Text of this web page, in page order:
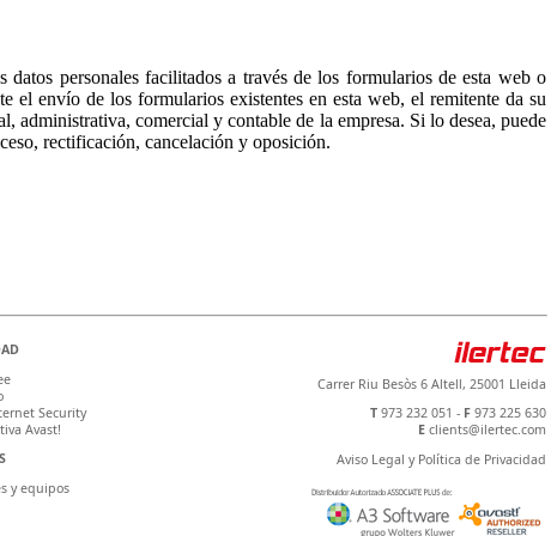
personales facilitados a través de los formularios de esta web o
el envío de los formularios existentes en esta web, el remitente da su
comercial y contable de la empresa. Si lo desea, puede
rectificación, cancelación y oposición.
Security
Avast!
y equipos
Carrer Riu Besòs 6 Altell, 25001 Lleida
T 973 232 051 - F 973 225 630
E clients@ilertec.com
Aviso Legal y Política de Privacidad